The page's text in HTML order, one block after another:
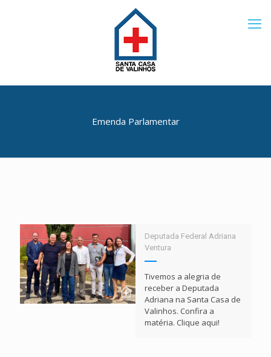
Emenda Parlamentar
Deputada Federal Adriana
Ventura
Tivemos a alegria de
receber a Deputada
Adriana na Santa Casa de
Valinhos. Confira a
matéria. Clique aqui!